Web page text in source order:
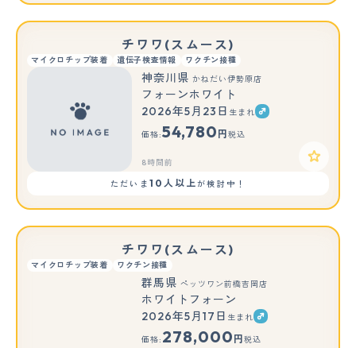
チワワ(スムース)
マイクロチップ装着 遺伝子検査情報 ワクチン接種
神奈川県 かねだい伊勢原店
フォーンホワイト
2026年5月23日 生まれ
価格:54,780 円 税込
8時間前
ただいま 10人以上が検討中！
チワワ(スムース)
マイクロチップ装着 ワクチン接種
もっと見る
群馬県 ペッツワン前橋吉岡店
ホワイトフォーン
2026年5月17日 生まれ
価格: 278,000 円 税込